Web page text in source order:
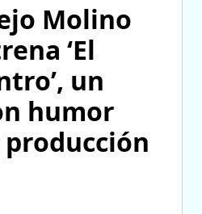
Molino
‘El
un
humor